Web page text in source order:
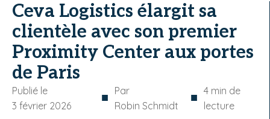
Ceva Logistics élargit sa
clientèle avec son premier
Proximity Center aux portes
de Paris
Publié le
3 février 2026
■ Par
Robin Schmidt
■ 4 min de
lecture